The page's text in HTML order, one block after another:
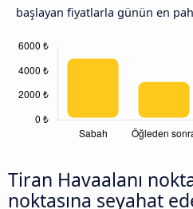
başlayan fiyatlarla günün en
Tiran Havaalanı
noktasına seyahat